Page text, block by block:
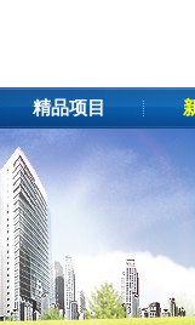
精品项目